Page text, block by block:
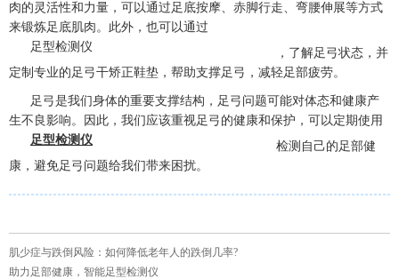
肉的灵活性和力量，可以通过足底按摩、赤脚行走、弯腰伸展等方式
来锻炼足底肌肉。此外，也可以通过
足型检测仪
，了解足弓状态，并
定制专业的足弓干矫正鞋垫，帮助支撑足弓，减轻足部疲劳。
足弓是我们身体的重要支撑结构，足弓问题可能对体态和健康产
生不良影响。因此，我们应该重视足弓的健康和保护，可以定期使用
足型检测仪
检测自己的足部健
康，避免足弓问题给我们带来困扰。
肌少症与跌倒风险：如何降低老年人的跌倒几率?
助力足部健康，智能足型检测仪